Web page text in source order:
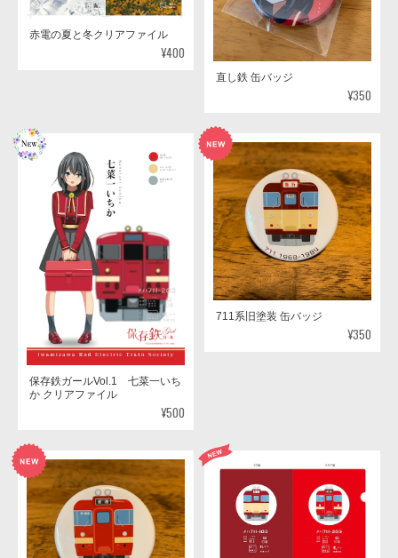
赤電の夏と冬クリアファイル
¥400
直し鉄 缶バッジ
¥350
保存鉄ガールVol.1 七菜一いち
か クリアファイル
¥500
711系旧塗装 缶バッジ
¥350